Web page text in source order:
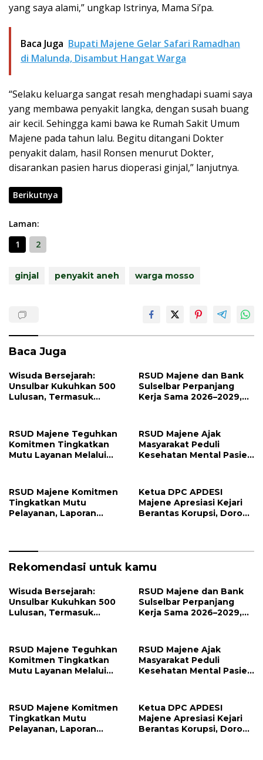
yang saya alami,” ungkap Istrinya, Mama Si’pa.
Baca Juga Bupati Majene Gelar Safari Ramadhan
di Malunda, Disambut Hangat Warga
“Selaku keluarga sangat resah menghadapi suami saya
yang membawa penyakit langka, dengan susah buang
air kecil. Sehingga kami bawa ke Rumah Sakit Umum
Majene pada tahun lalu. Begitu ditangani Dokter
penyakit dalam, hasil Ronsen menurut Dokter,
disarankan pasien harus dioperasi ginjal,” lanjutnya.
Berikutnya
Laman:
1
2
ginjal penyakit aneh warga mosso
Baca Juga
Wisuda Bersejarah:
Unsulbar Kukuhkan 500
Lulusan, Termasuk
RSUD Majene dan Bank
Sulselbar Perpanjang
Kerja Sama 2026–2029,
Perbankan
RSUD Majene Teguhkan
Komitmen Tingkatkan
Mutu Layanan Melalui
RSUD Majene Ajak
Masyarakat Peduli
Kesehatan Mental Pasien
RSUD Majene Komitmen
Tingkatkan Mutu
Pelayanan, Laporan
Ketua DPC APDESI
Majene Apresiasi Kejari
Berantas Korupsi, Dorong
Rekomendasi untuk kamu
Wisuda Bersejarah:
Unsulbar Kukuhkan 500
Lulusan, Termasuk
RSUD Majene dan Bank
Sulselbar Perpanjang
Kerja Sama 2026–2029,
Perbankan
RSUD Majene Teguhkan
Komitmen Tingkatkan
Mutu Layanan Melalui
RSUD Majene Ajak
Masyarakat Peduli
Kesehatan Mental Pasien
RSUD Majene Komitmen
Tingkatkan Mutu
Pelayanan, Laporan
Ketua DPC APDESI
Majene Apresiasi Kejari
Berantas Korupsi, Dorong